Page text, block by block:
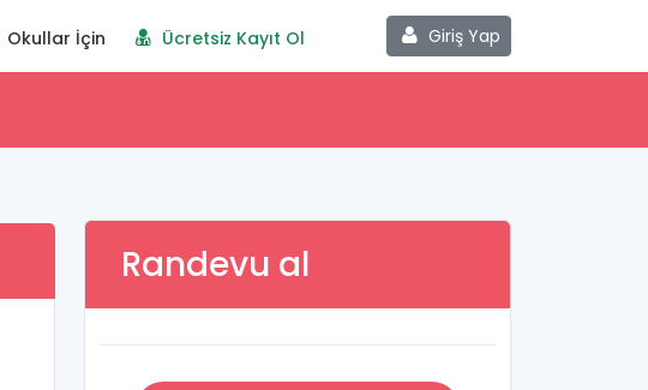
Giriş Yap
Okullar İçin Ücretsiz Kayıt Ol
Randevu al